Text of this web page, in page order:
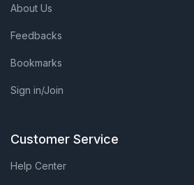
About Us
Feedbacks
Bookmarks
Sign in/Join
Customer Service
Help Center